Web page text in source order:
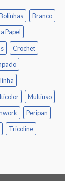
Branco
Papel
Crochet
linha
Multiuso
Peripan
Tricoline